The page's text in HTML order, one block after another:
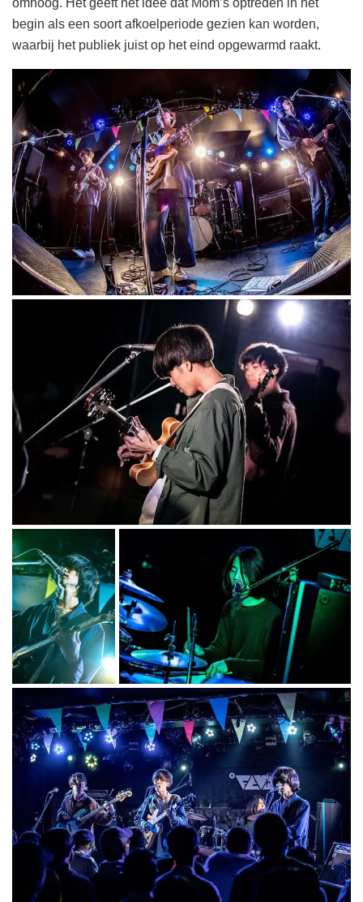
omhoog. Het geeft het idee dat Mom’s optreden in het
begin als een soort afkoelperiode gezien kan worden,
waarbij het publiek juist op het eind opgewarmd raakt.